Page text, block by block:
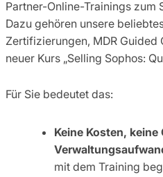
Partner-Online-Trainings zum
Dazu gehören unsere
Zertifizierungen, MDR Guided
neuer Kurs „Selling Sophos:
Für Sie bedeutet das:
Keine Kosten, keine
mit dem Training